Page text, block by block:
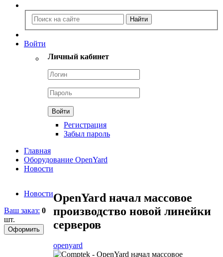
Войти
Личный кабинет
Регистрация
Забыл пароль
Главная
Оборудование OpenYard
Новости
Новости
Ваш заказ: 0
шт.
OpenYard начал массовое
производство новой линейки
серверов
openyard